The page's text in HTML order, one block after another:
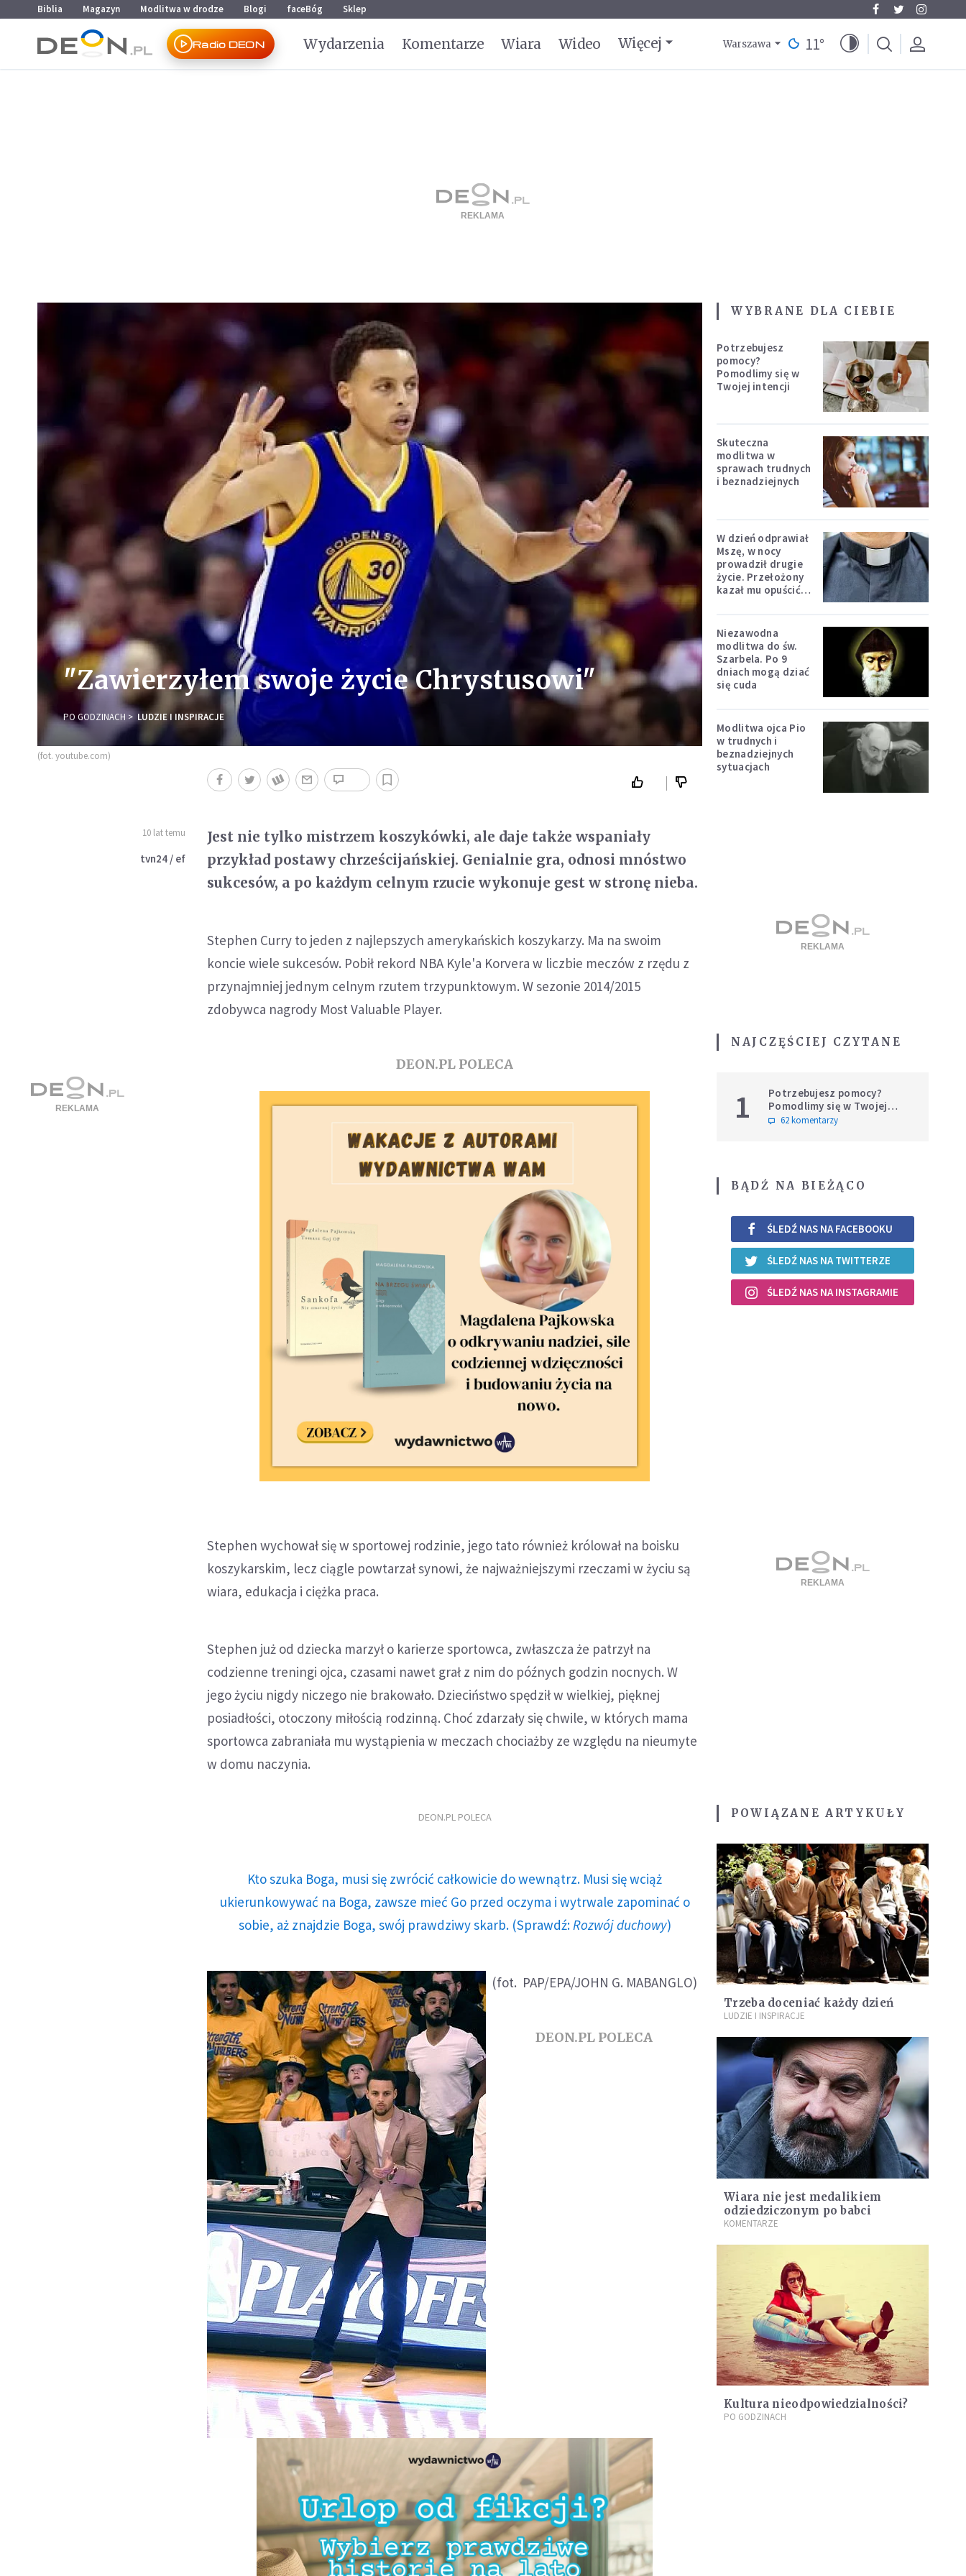
Przejdź do menu głównego
Przejdź do treści
Biblia Magazyn Modlitwa w drodze Blogi faceBóg Sklep
Radio DEON Wydarzenia Komentarze Wiara Wideo Więcej Warszawa 11°
"Zawierzyłem swoje życie Chrystusowi"
PO GODZINACH LUDZIE I INSPIRACJE
(fot. youtube.com)
10 lat temu
tvn24 / ef
Jest nie tylko mistrzem koszykówki, ale daje także wspaniały
przykład postawy chrześcijańskiej. Genialnie gra, odnosi mnóstwo
sukcesów, a po każdym celnym rzucie wykonuje gest w stronę nieba.
Stephen Curry to jeden z najlepszych amerykańskich koszykarzy. Ma na swoim
koncie wiele sukcesów. Pobił rekord NBA Kyle'a Korvera w liczbie meczów z rzędu z
przynajmniej jednym celnym rzutem trzypunktowym. W sezonie 2014/2015
zdobywca nagrody Most Valuable Player.
DEON.PL POLECA
Stephen wychował się w sportowej rodzinie, jego tato również królował na boisku
koszykarskim, lecz ciągle powtarzał synowi, że najważniejszymi rzeczami w życiu są
wiara, edukacja i ciężka praca.
Stephen już od dziecka marzył o karierze sportowca, zwłaszcza że patrzył na
codzienne treningi ojca, czasami nawet grał z nim do późnych godzin nocnych. W
jego życiu nigdy niczego nie brakowało. Dzieciństwo spędził w wielkiej, pięknej
posiadłości, otoczony miłością rodzinną. Choć zdarzały się chwile, w których mama
sportowca zabraniała mu wystąpienia w meczach chociażby ze względu na nieumyte
w domu naczynia.
DEON.PL POLECA
Kto szuka Boga, musi się zwrócić całkowicie do wewnątrz. Musi się wciąż
ukierunkowywać na Boga, zawsze mieć Go przed oczyma i wytrwale zapominać o
sobie, aż znajdzie Boga, swój prawdziwy skarb. (Sprawdź: Rozwój duchowy)
(fot. PAP/EPA/JOHN G. MABANGLO)
DEON.PL POLECA
WYBRANE DLA CIEBIE
Potrzebujesz
pomocy?
Pomodlimy się w
Twojej intencji
Skuteczna
modlitwa w
sprawach trudnych
i beznadziejnych
W dzień odprawiał
Mszę, w nocy
prowadził drugie
życie. Przełożony
kazał mu opuścić
Niezawodna
modlitwa do św.
Szarbela. Po 9
dniach mogą dziać
się cuda
Modlitwa ojca Pio
w trudnych i
beznadziejnych
sytuacjach
NAJCZĘŚCIEJ CZYTANE
1
Potrzebujesz pomocy?
Pomodlimy się w Twojej
intencji
62 komentarzy
BĄDŹ NA BIEŻĄCO
ŚLEDŹ NAS NA FACEBOOKU
ŚLEDŹ NAS NA TWITTERZE
ŚLEDŹ NAS NA INSTAGRAMIE
POWIĄZANE ARTYKUŁY
Trzeba doceniać każdy dzień
LUDZIE I INSPIRACJE
Wiara nie jest medalikiem
odziedziczonym po babci
KOMENTARZE
Kultura nieodpowiedzialności?
PO GODZINACH